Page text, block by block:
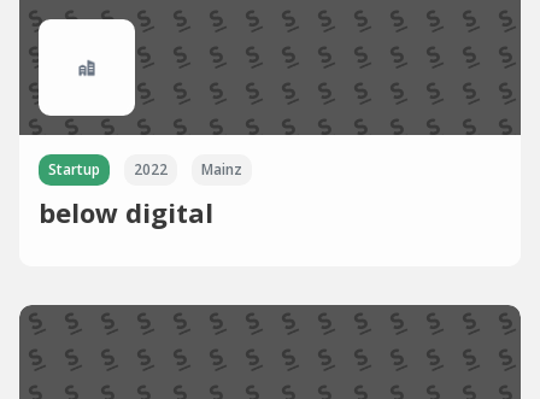
Startup 2022 Mainz
below digital